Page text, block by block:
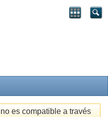
es compatible a través